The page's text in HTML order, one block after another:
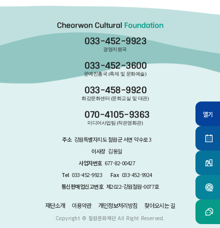
열기
Cheorwon Cultural Foundation
주소 강원특별자치도 철원군 서면 약수로 3
이사장 김동일
사업자번호 677-82-00427
Tel 033-452-9923 Fax 033-452-9924
통신판매업신고번호 제2022-강원철원-0077호
033-452-9923
경영지원국
033-452-3600
문예진흥국 (축제 및 문화예술)
033-458-9920
화강문화센터 (문화교실 및 대관)
070-4105-9363
미디어사업팀 (작은영화관)
Copyright © 철원문화재단 All Right Reserved.
재단소개 이용약관 개인정보처리방침 찾아오시는 길